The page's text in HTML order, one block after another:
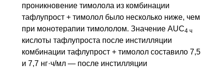
проникновение тимолола из комбинации
тафлупрост + тимолол было несколько ниже, чем
при монотерапии тимололом. Значение AUC4 ч
кислоты тафлупроста после инстилляции
комбинации тафлупрост + тимолол составило 7,5
и 7,7 нг·ч/мл — после инстилляции